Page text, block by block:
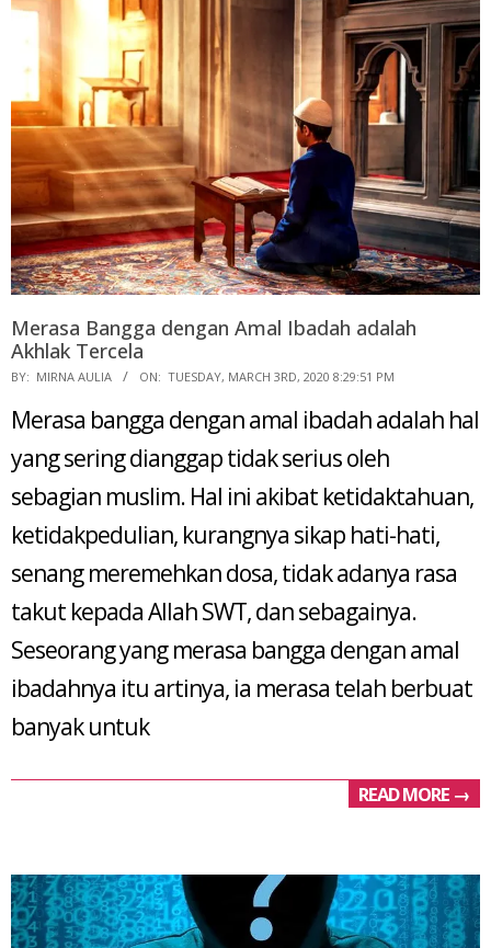
Merasa Bangga dengan Amal Ibadah adalah
Akhlak Tercela
2020-
03
BY: MIRNA AULIA ON: TUESDAY, MARCH 3RD, 2020 8:29:51 PM
Merasa bangga dengan amal ibadah adalah hal
yang sering dianggap tidak serius oleh
sebagian muslim. Hal ini akibat ketidaktahuan,
ketidakpedulian, kurangnya sikap hati-hati,
senang meremehkan dosa, tidak adanya rasa
takut kepada Allah SWT, dan sebagainya.
Seseorang yang merasa bangga dengan amal
ibadahnya itu artinya, ia merasa telah berbuat
banyak untuk
READ MORE →